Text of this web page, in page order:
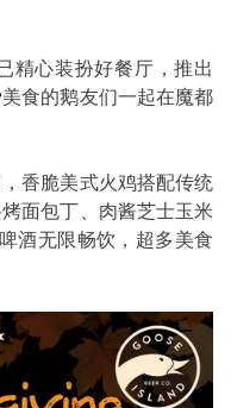
精心装扮好餐厅，推出
食的鹅友们一起在魔都
香脆美式火鸡搭配传统
面包丁、肉酱芝士玉米
酒无限畅饮，超多美食